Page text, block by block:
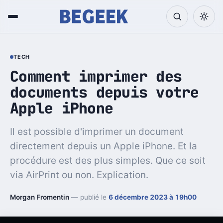
TECH
Comment imprimer des
documents depuis votre
Apple iPhone
Il est possible d'imprimer un document
directement depuis un Apple iPhone. Et la
procédure est des plus simples. Que ce soit
via AirPrint ou non. Explication.
Morgan Fromentin — publié le 6 décembre 2023 à 19h00